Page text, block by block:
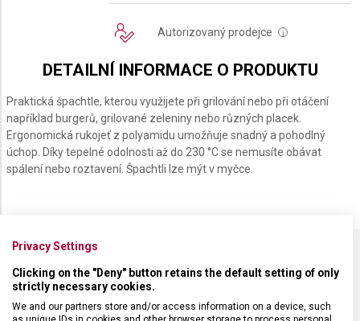
Autorizovaný prodejce i
DETAILNÍ INFORMACE O PRODUKTU
Praktická špachtle, kterou využijete při grilování nebo při otáčení
například burgerů, grilované zeleniny nebo různých placek.
Ergonomická rukojeť z polyamidu umožňuje snadný a pohodlný
úchop. Díky tepelné odolnosti až do 230 °C se nemusíte obávat
spálení nebo roztavení. Špachtli lze mýt v myčce.
SPECIFIKACE PRODUKTU
Privacy Settings
Clicking on the "Deny" button retains the default setting of only
strictly necessary cookies.
We and our partners store and/or access information on a device, such
as unique IDs in cookies and other browser storage to process personal